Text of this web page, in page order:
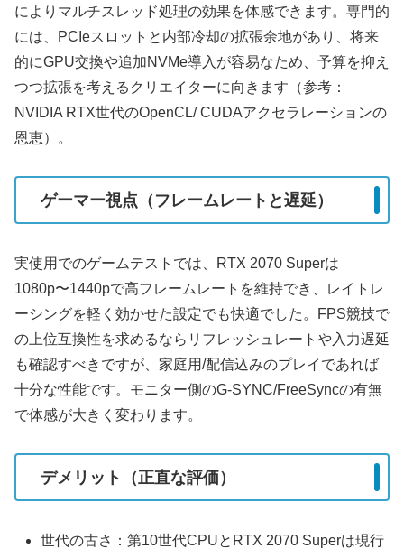
によりマルチスレッド処理の効果を体感できます。専門的
には、PCIeスロットと内部冷却の拡張余地があり、将来
的にGPU交換や追加NVMe導入が容易なため、予算を抑え
つつ拡張を考えるクリエイターに向きます（参考：
NVIDIA RTX世代のOpenCL/ CUDAアクセラレーションの
恩恵）。
ゲーマー視点（フレームレートと遅延）
実使用でのゲームテストでは、RTX 2070 Superは
1080p〜1440pで高フレームレートを維持でき、レイトレ
ーシングを軽く効かせた設定でも快適でした。FPS競技で
の上位互換性を求めるならリフレッシュレートや入力遅延
も確認すべきですが、家庭用/配信込みのプレイであれば
十分な性能です。モニター側のG-SYNC/FreeSyncの有無
で体感が大きく変わります。
デメリット（正直な評価）
世代の古さ：第10世代CPUとRTX 2070 Superは現行